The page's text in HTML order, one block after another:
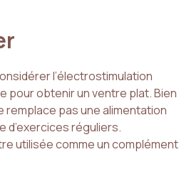
l’électrostimulation
pour obtenir un ventre plat. Bien
remplace pas une alimentation
d’exercices réguliers.
utilisée comme un complément